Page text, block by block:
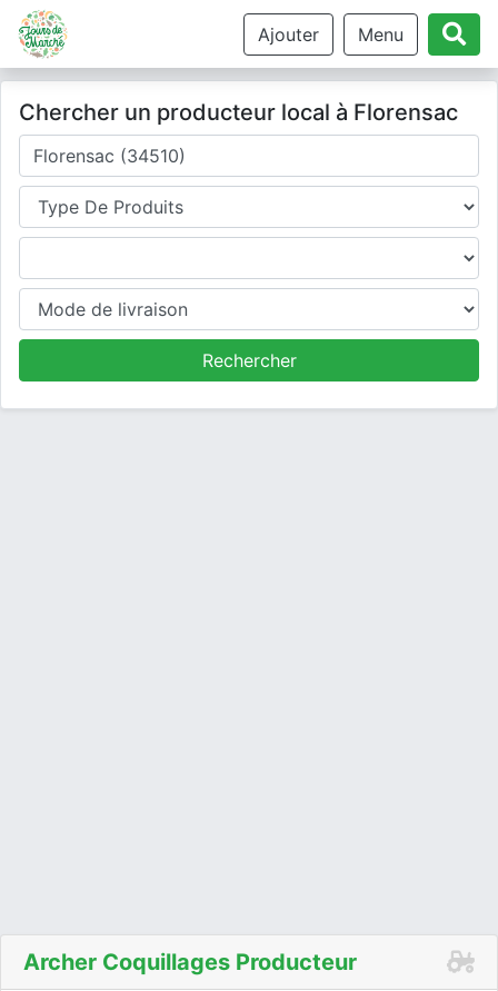
Ajouter Menu
Chercher un producteur local à Florensac
Où cherchez-vous un producteur ?
Type de produits
Produits
Mode de livraison
Rechercher
Archer Coquillages Producteur